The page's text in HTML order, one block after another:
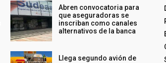
Abren convocatoria para
que aseguradoras se
inscriban como canales
alternativos de la banca
Llega segundo avión de